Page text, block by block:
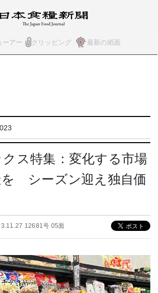
ーアー クリッピング 最新の紙面
ス特集：変化する市場
を シーズン迎え独自価
12681号 05面